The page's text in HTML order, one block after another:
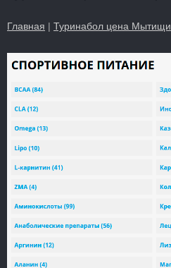
Главная | Туринабол цена Мытищи